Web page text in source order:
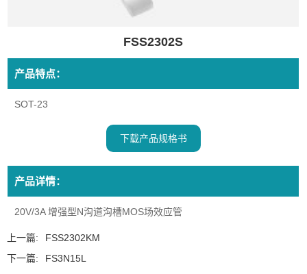
FSS2302S
产品特点：
SOT-23
下载产品规格书
产品详情：
20V/3A 增强型N沟道沟槽MOS场效应管
上一篇:
FSS2302KM
下一篇:
FS3N15L